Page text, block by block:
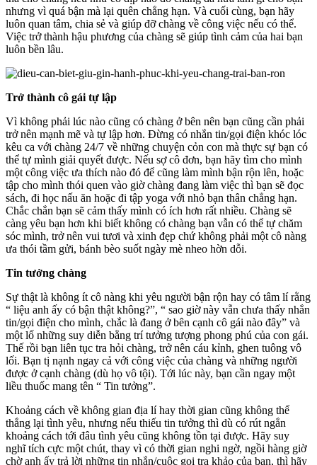
nhưng vì quá bận mà lại quên chẳng hạn. Và cuối cùng, bạn hãy
luôn quan tâm, chia sẻ và giúp đỡ chàng về công việc nếu có thể.
Việc trở thành hậu phương của chàng sẽ giúp tình cảm của hai bạn
luôn bền lâu.
Trở thành cô gái tự lập
Vì không phải lúc nào cũng có chàng ở bên nên bạn cũng cần phải
trở nên mạnh mẽ và tự lập hơn. Đừng có nhắn tin/gọi điện khóc lóc
kêu ca với chàng 24/7 về những chuyện cỏn con mà thực sự bạn có
thể tự mình giải quyết được. Nếu sợ cô đơn, bạn hãy tìm cho mình
một công việc ưa thích nào đó để cũng làm mình bận rộn lên, hoặc
tập cho mình thói quen vào giờ chàng đang làm việc thì bạn sẽ đọc
sách, đi học nấu ăn hoặc đi tập yoga với nhỏ bạn thân chẳng hạn.
Chắc chắn bạn sẽ cảm thấy mình có ích hơn rất nhiều. Chàng sẽ
càng yêu bạn hơn khi biết không có chàng bạn vẫn có thể tự chăm
sóc mình, trở nên vui tươi và xinh đẹp chứ không phải một cô nàng
ưa thói tầm gửi, bánh bèo suốt ngày mè nheo hờn dỗi.
Tin tưởng chàng
Sự thật là không ít cô nàng khi yêu người bận rộn hay có tâm lí rằng
“ liệu anh ấy có bận thật không?”, “ sao giờ này vẫn chưa thấy nhắn
tin/gọi điện cho mình, chắc là đang ở bên cạnh cô gái nào đây” và
một lố những suy diễn bằng trí tưởng tượng phong phú của con gái.
Thế rồi bạn liên tục tra hỏi chàng, trở nên cáu kỉnh, ghen tuông vô
lối. Bạn tị nạnh ngay cả với công việc của chàng và những người
được ở cạnh chàng (dù họ vô tội). Tới lúc này, bạn cần ngay một
liều thuốc mang tên “ Tin tưởng”.
Khoảng cách về không gian địa lí hay thời gian cũng không thể
thắng lại tình yêu, nhưng nếu thiếu tin tưởng thì dù có rút ngắn
khoảng cách tới đâu tình yêu cũng không tồn tại được. Hãy suy
nghĩ tích cực một chút, thay vì có thời gian nghi ngờ, ngồi hàng giờ
chờ anh ấy trả lời những tin nhắn/cuộc gọi tra khảo của bạn, thì hãy